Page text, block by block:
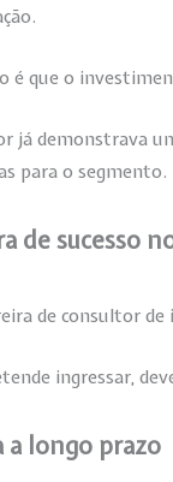
é que o
já demonstrava
para o segmento.
de sucesso
de consultor
ingressar,
a longo prazo